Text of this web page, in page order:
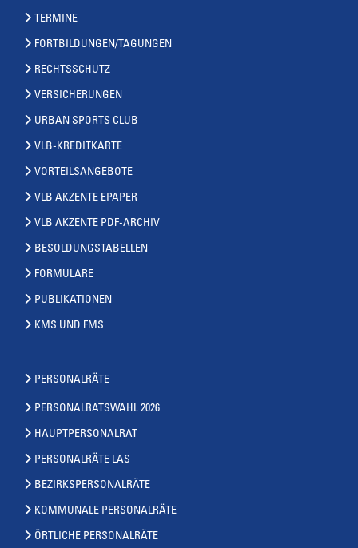
TERMINE
FORTBILDUNGEN/TAGUNGEN
RECHTSSCHUTZ
VERSICHERUNGEN
URBAN SPORTS CLUB
VLB-KREDITKARTE
VORTEILSANGEBOTE
VLB AKZENTE EPAPER
VLB AKZENTE PDF-ARCHIV
BESOLDUNGSTABELLEN
FORMULARE
PUBLIKATIONEN
KMS UND FMS
PERSONALRÄTE
PERSONALRATSWAHL 2026
HAUPTPERSONALRAT
PERSONALRÄTE LAS
BEZIRKSPERSONALRÄTE
KOMMUNALE PERSONALRÄTE
ÖRTLICHE PERSONALRÄTE